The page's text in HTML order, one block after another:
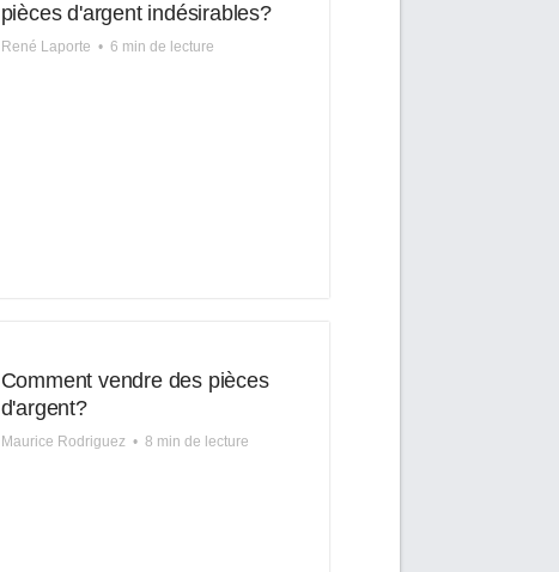
pièces d'argent indésirables?
René Laporte • 6 min de lecture
Comment vendre des pièces
d'argent?
Maurice Rodriguez • 8 min de lecture